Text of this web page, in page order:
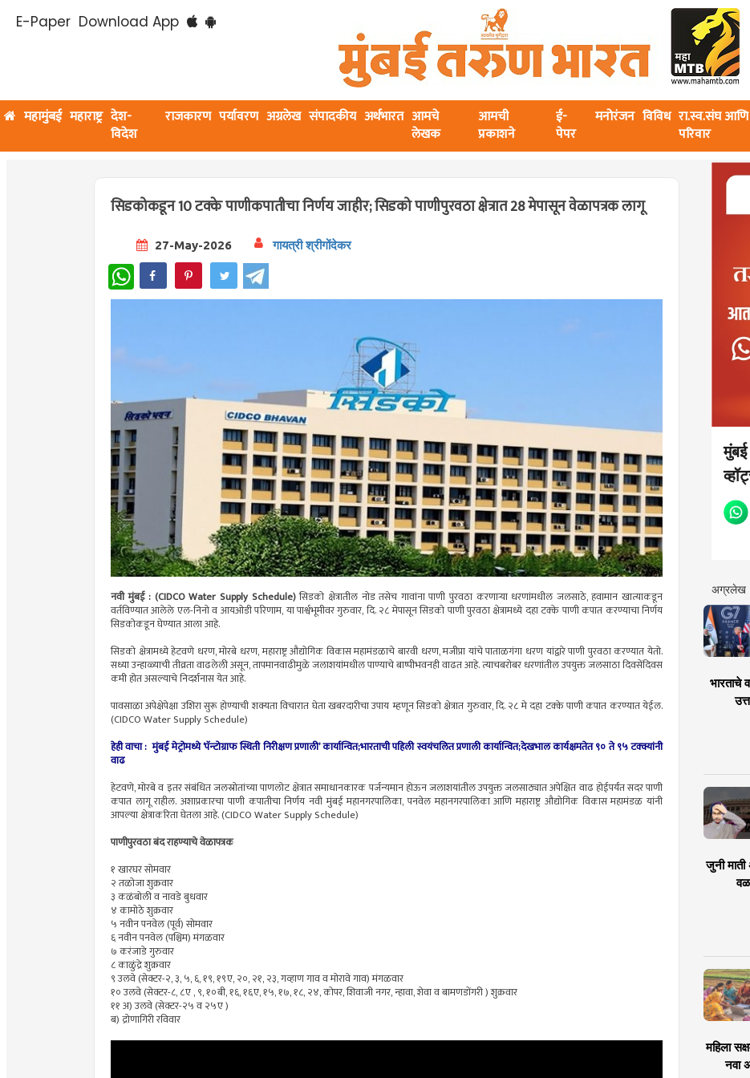
E-Paper Download App
महामुंबई महाराष्ट्र देश-
विदेश
राजकारण पर्यावरण अग्रलेख संपादकीय अर्थभारत आमचे
लेखक
आमची
प्रकाशने
ई-
पेपर
मनोरंजन विविध रा.स्व.संघ आणि
परिवार
सिडकोकडून 10 टक्के पाणीकपातीचा निर्णय जाहीर; सिडको पाणीपुरवठा क्षेत्रात 28 मेपासून वेळापत्रक लागू
27-May-2026 गायत्री श्रीगोंदेकर
WhatsApp
नवी मुंबई : (CIDCO Water Supply Schedule)सिडको क्षेत्रातील नोड तसेच गावांना पाणी पुरवठा करणाऱ्या धरणांमधील जलसाठे, हवामान खात्याकडून
वर्तविण्यात आलेले एल-निनो व आयओडी परिणाम, या पार्श्वभूमीवर गुरुवार, दि. २८ मेपासून सिडको पाणी पुरवठा क्षेत्रामध्ये दहा टक्के पाणी कपात करण्याचा निर्णय
सिडकोकडून घेण्यात आला आहे.
सिडको क्षेत्रामध्ये हेटवणे धरण, मोरबे धरण, महाराष्ट्र औद्योगिक विकास महामंडळाचे बारवी धरण, मजीप्रा यांचे पाताळगंगा धरण यांद्वारे पाणी पुरवठा करण्यात येतो.
सध्या उन्हाळ्याची तीव्रता वाढलेली असून, तापमानवाढीमुळे जलाशयांमधील पाण्याचे बाष्पीभवनही वाढत आहे. त्याचबरोबर धरणांतील उपयुक्त जलसाठा दिवसेंदिवस
कमी होत असल्याचे निदर्शनास येत आहे.
पावसाळा अपेक्षेपेक्षा उशिरा सुरू होण्याची शक्यता विचारात घेता खबरदारीचा उपाय म्हणून सिडको क्षेत्रात गुरुवार, दि. २८ मे दहा टक्के पाणी कपात करण्यात येईल.
(CIDCO Water Supply Schedule)
हेही वाचा : मुंबई मेट्रोमध्ये ‘पॅन्टोग्राफ स्थिती निरीक्षण प्रणाली’ कार्यान्वित;भारताची पहिली स्वयंचलित प्रणाली कार्यान्वित;देखभाल कार्यक्षमतेत ९० ते ९५ टक्क्यांनी
वाढ
हेटवणे, मोरबे व इतर संबंधित जलस्रोतांच्या पाणलोट क्षेत्रात समाधानकारक पर्जन्यमान होऊन जलाशयांतील उपयुक्त जलसाठ्यात अपेक्षित वाढ होईपर्यंत सदर पाणी
कपात लागू राहील. अशाप्रकारचा पाणी कपातीचा निर्णय नवी मुंबई महानगरपालिका, पनवेल महानगरपालिका आणि महाराष्ट्र औद्योगिक विकास महामंडळ यांनी
आपल्या क्षेत्राकरिता घेतला आहे. (CIDCO Water Supply Schedule)
पाणीपुरवठा बंद राहण्याचे वेळापत्रक
१ खारघर सोमवार
२ तळोजा शुक्रवार
३ कळंबोली व नावडे बुधवार
४ कामोठे शुक्रवार
५ नवीन पनवेल (पूर्व) सोमवार
६ नवीन पनवेल (पश्चिम) मंगळवार
७ करंजाडे गुरुवार
८ काळुंद्रे शुक्रवार
९ उलवे (सेक्टर-२, ३, ५, ६, १९, १९ए, २०, २१, २३, गव्हाण गाव व मोरावे गाव) मंगळवार
१० उलवे (सेक्टर-८, ८ए , ९, १०बी, १६, १६ए, १५, १७, १८, २४, कोपर, शिवाजी नगर, न्हावा, शेवा व बामणडोंगरी ) शुक्रवार
११ अ) उलवे (सेक्टर-२५ व २५ए )
ब) द्रोणागिरी रविवार
अग्रलेख
भारताचे
जुनी
महिला
नवा